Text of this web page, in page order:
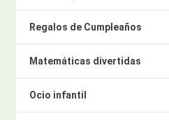
Regalos de Cumpleaños
Matemáticas divertidas
Ocio infantil